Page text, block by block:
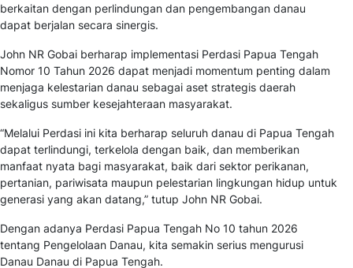
berkaitan dengan perlindungan dan pengembangan danau
dapat berjalan secara sinergis.
John NR Gobai berharap implementasi Perdasi Papua Tengah
Nomor 10 Tahun 2026 dapat menjadi momentum penting dalam
menjaga kelestarian danau sebagai aset strategis daerah
sekaligus sumber kesejahteraan masyarakat.
“Melalui Perdasi ini kita berharap seluruh danau di Papua Tengah
dapat terlindungi, terkelola dengan baik, dan memberikan
manfaat nyata bagi masyarakat, baik dari sektor perikanan,
pertanian, pariwisata maupun pelestarian lingkungan hidup untuk
generasi yang akan datang,” tutup John NR Gobai.
Dengan adanya Perdasi Papua Tengah No 10 tahun 2026
tentang Pengelolaan Danau, kita semakin serius mengurusi
Danau Danau di Papua Tengah.